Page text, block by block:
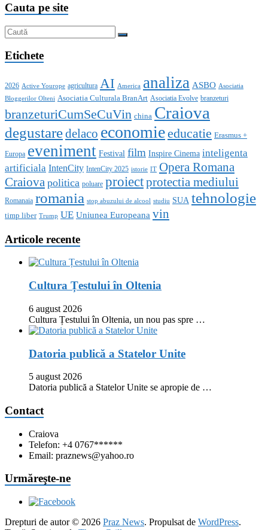
Cauta pe site
Etichete
2026 Active Yourope agricultura AI America analiza ASBO Asociatia
Bloggerilor Olteni Asociatia Culturala BranArt Asociatia Evolve branzeturi
branzeturiCumSeCuVin china Craiova
degustaredelaco economieeducatie Erasmus +
Europa eveniment Festival film Inspire Cinema inteligenta
artificiala IntenCity IntenCity 2025 istorie IT Opera Romana
Craiova politica poluare proiectprotectia mediului
Romanaia romania stop abuzului de alcool studiu SUA tehnologie
timp liber Trump UE Uniunea Europeana vin
Articole recente
Cultura Țestului în Oltenia
6 august 2026
Cultura Țestului în Oltenia, un nou pas spre …
Datoria publică a Statelor Unite
5 august 2026
Datoria publică a Statelor Unite se apropie de …
Contact
Craiova
Telefon: +4 0767******
Email: praznews@yahoo.ro
Urmăreşte-ne
Drepturi de autor © 2026 Praz News. Propulsat de WordPress.